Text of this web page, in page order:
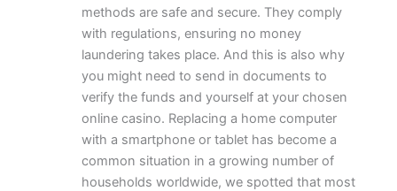
methods are safe and secure. They comply
with regulations, ensuring no money
laundering takes place. And this is also why
you might need to send in documents to
verify the funds and yourself at your chosen
online casino. Replacing a home computer
with a smartphone or tablet has become a
common situation in a growing number of
households worldwide, we spotted that most